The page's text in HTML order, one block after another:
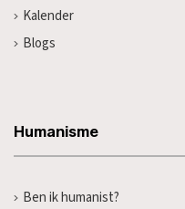
Kalender
Blogs
Humanisme
Ben ik humanist?